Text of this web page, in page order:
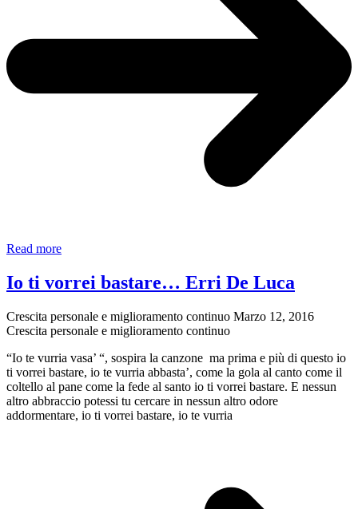
Read moreVivere
–
Io ti vorrei bastare… Erri De Luca
Crescita personale e miglioramento continuo Marzo 12, 2016
Crescita personale e miglioramento continuo
“Io te vurria vasa’ “, sospira la canzone ma prima e più di questo io
ti vorrei bastare, io te vurria abbasta’, come la gola al canto come il
coltello al pane come la fede al santo io ti vorrei bastare. E nessun
altro abbraccio potessi tu cercare in nessun altro odore
addormentare, io ti vorrei bastare, io te vurria